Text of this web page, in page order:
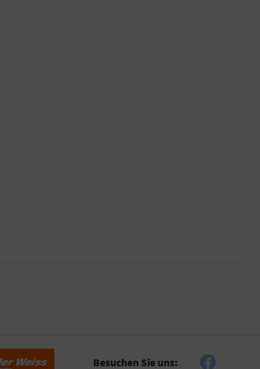
Besuchen Sie uns: